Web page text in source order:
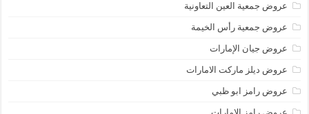
عروض جمعية العين التعاونية
عروض جمعية رأس الخيمة
عروض جيان الإمارات
عروض ديلز ماركت الامارات
عروض رامز ابو ظبي